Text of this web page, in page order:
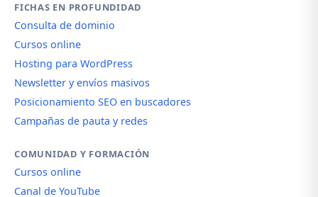
FICHAS EN PROFUNDIDAD
Consulta de dominio
Cursos online
Hosting para WordPress
Newsletter y envíos masivos
Posicionamiento SEO en buscadores
Campañas de pauta y redes
COMUNIDAD Y FORMACIÓN
Cursos online
Canal de YouTube